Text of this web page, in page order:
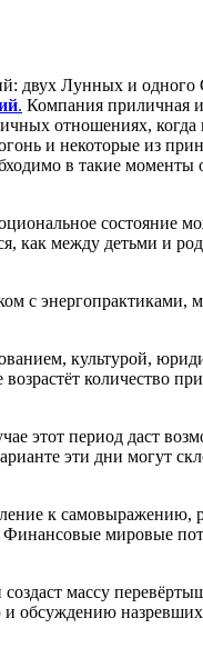
двух Лунных и
. Компания приличная и
отношениях,
и некоторые из
в такие
состояние
как между детьми и
с энергопрактиками,
культурой,
количество
этот период даст
эти дни могут
к самовыражению,
мировые
массу
обсуждению